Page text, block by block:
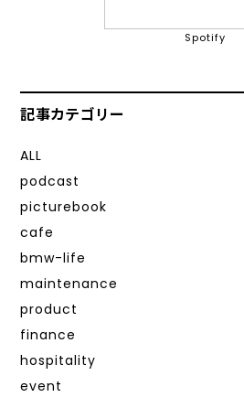
Spotify
記事カテゴリー
ALL
podcast
picturebook
cafe
bmw-life
maintenance
product
finance
hospitality
event